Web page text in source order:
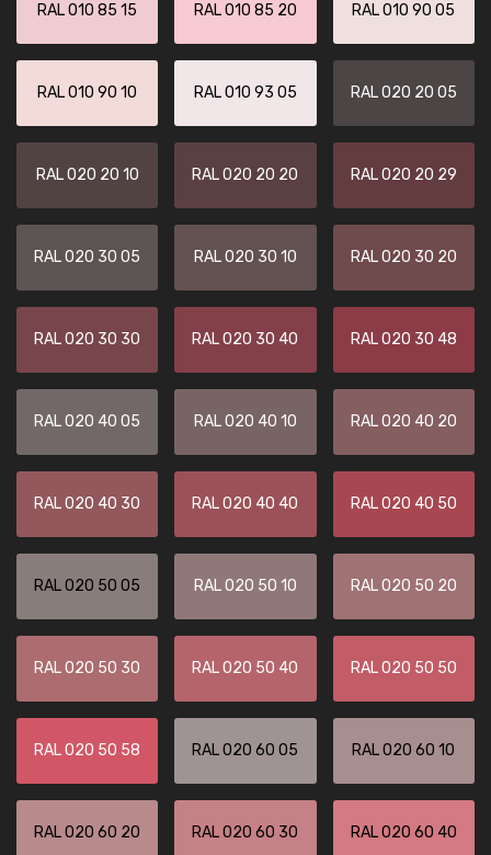
RAL 010 85 15 RAL 010 85 20 RAL 010 90 05
RAL 010 90 10 RAL 010 93 05 RAL 020 20 05
RAL 020 20 10 RAL 020 20 20 RAL 020 20 29
RAL 020 30 05 RAL 020 30 10 RAL 020 30 20
RAL 020 30 30 RAL 020 30 40 RAL 020 30 48
RAL 020 40 05 RAL 020 40 10 RAL 020 40 20
RAL 020 40 30 RAL 020 40 40 RAL 020 40 50
RAL 020 50 05 RAL 020 50 10 RAL 020 50 20
RAL 020 50 30 RAL 020 50 40 RAL 020 50 50
RAL 020 50 58 RAL 020 60 05 RAL 020 60 10
RAL 020 60 20 RAL 020 60 30 RAL 020 60 40